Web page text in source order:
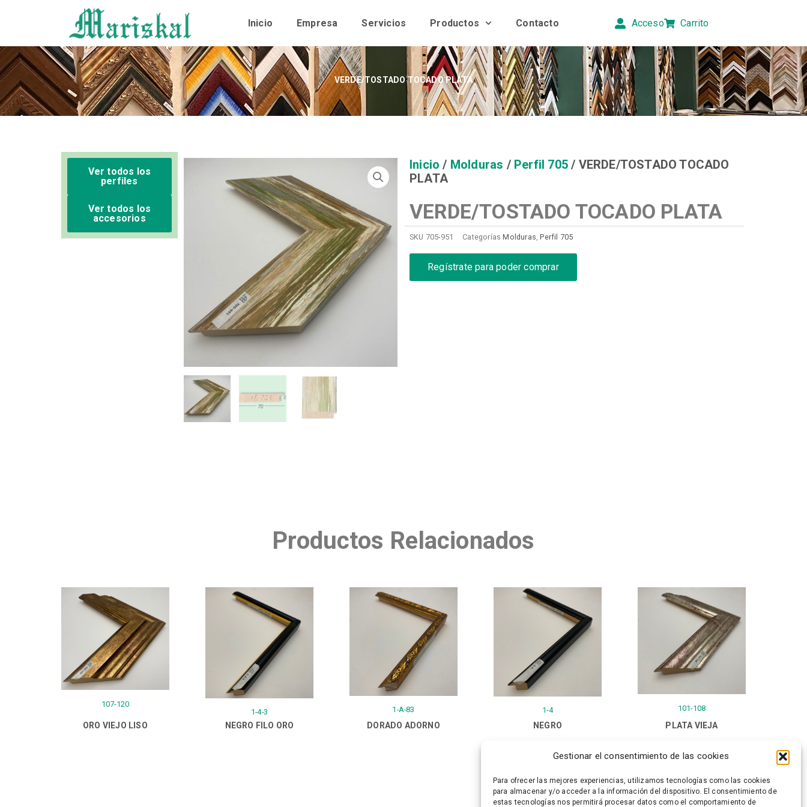
Gestionar el consentimiento de las cookies
Para ofrecer las mejores experiencias, utilizamos tecnologías como las cookies
para almacenar y/o acceder a la información del dispositivo. El consentimiento de
estas tecnologías nos permitirá procesar datos como el comportamiento de
Inicio Empresa Servicios Productos Contacto Acceso Carrito
VERDE/TOSTADO TOCADO PLATA
Ver todos los
perfiles
Ver todos los
accesorios
Inicio / Molduras / Perfil 705 / VERDE/TOSTADO TOCADO
PLATA
VERDE/TOSTADO TOCADO PLATA
SKU 705-951 Categorías Molduras,Perfil 705
Regístrate para poder comprar
Productos Relacionados
107-120
ORO VIEJO LISO
1-4-3
NEGRO FILO ORO
1-A-83
DORADO ADORNO
1-4
NEGRO
101-108
PLATA VIEJA